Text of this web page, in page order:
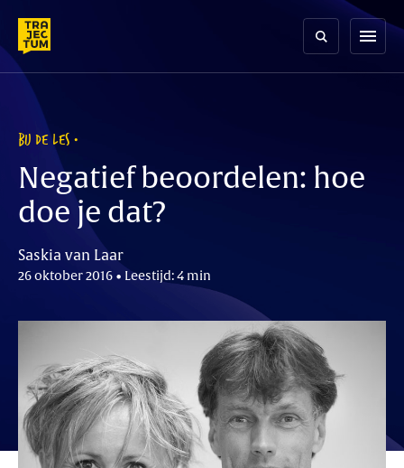
content
menu
BIJ DE LES
Negatief beoordelen: hoe
doe je dat?
Saskia van Laar
26 oktober 2016 • Leestijd: 4 min